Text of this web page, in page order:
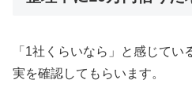
「1社くらいなら」と感じてい
実を確認してもらいます。